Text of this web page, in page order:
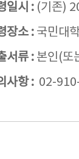
일시 :(기존)
장소 : 국민대
서류 : 본인(또
사항 : 02-